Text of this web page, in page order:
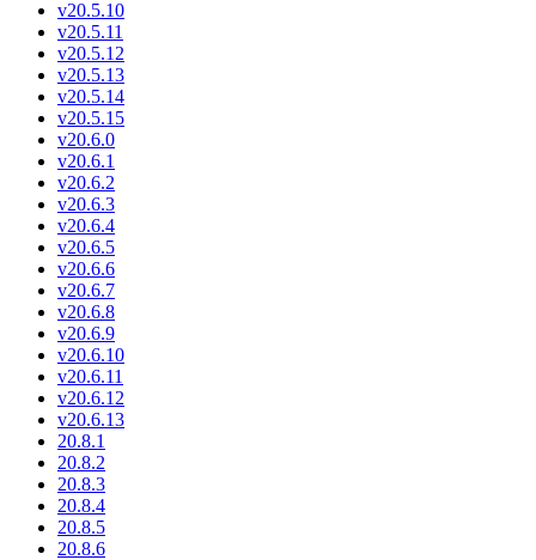
v20.5.10
v20.5.11
v20.5.12
v20.5.13
v20.5.14
v20.5.15
v20.6.0
v20.6.1
v20.6.2
v20.6.3
v20.6.4
v20.6.5
v20.6.6
v20.6.7
v20.6.8
v20.6.9
v20.6.10
v20.6.11
v20.6.12
v20.6.13
20.8.1
20.8.2
20.8.3
20.8.4
20.8.5
20.8.6